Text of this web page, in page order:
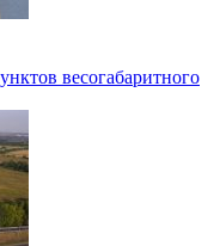
весогабаритного